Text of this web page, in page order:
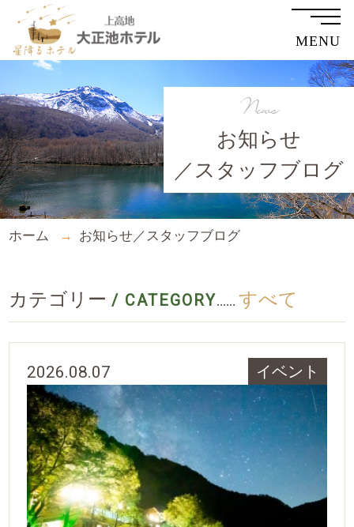
MENU
お知らせ
／スタッフブログ
News
ホーム お知らせ／スタッフブログ
カテゴリー / CATEGORY...... すべて
2026.08.07 イベント